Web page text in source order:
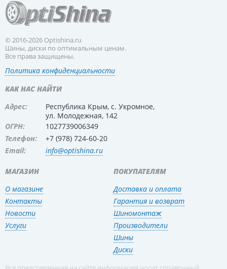
МАГАЗИН
О магазине
Контакты
Новости
Услуги
ПОКУПАТЕЛЯМ
Доставка и оплата
Гарантия и возврат
Шиномонтаж
Производители
Шины
Диски
© 2016-2026 Optishina.ru
Шины, диски по оптимальным ценам.
Все права защищены.
Политика конфиденциальности
КАК НАС НАЙТИ
Адрес:
Республика Крым, с. Укромное,
ул. Молодежная, 142
ОГРН:
1027739006349
Телефон:
+7 (978) 724-60-20
Email:
info@optishina.ru